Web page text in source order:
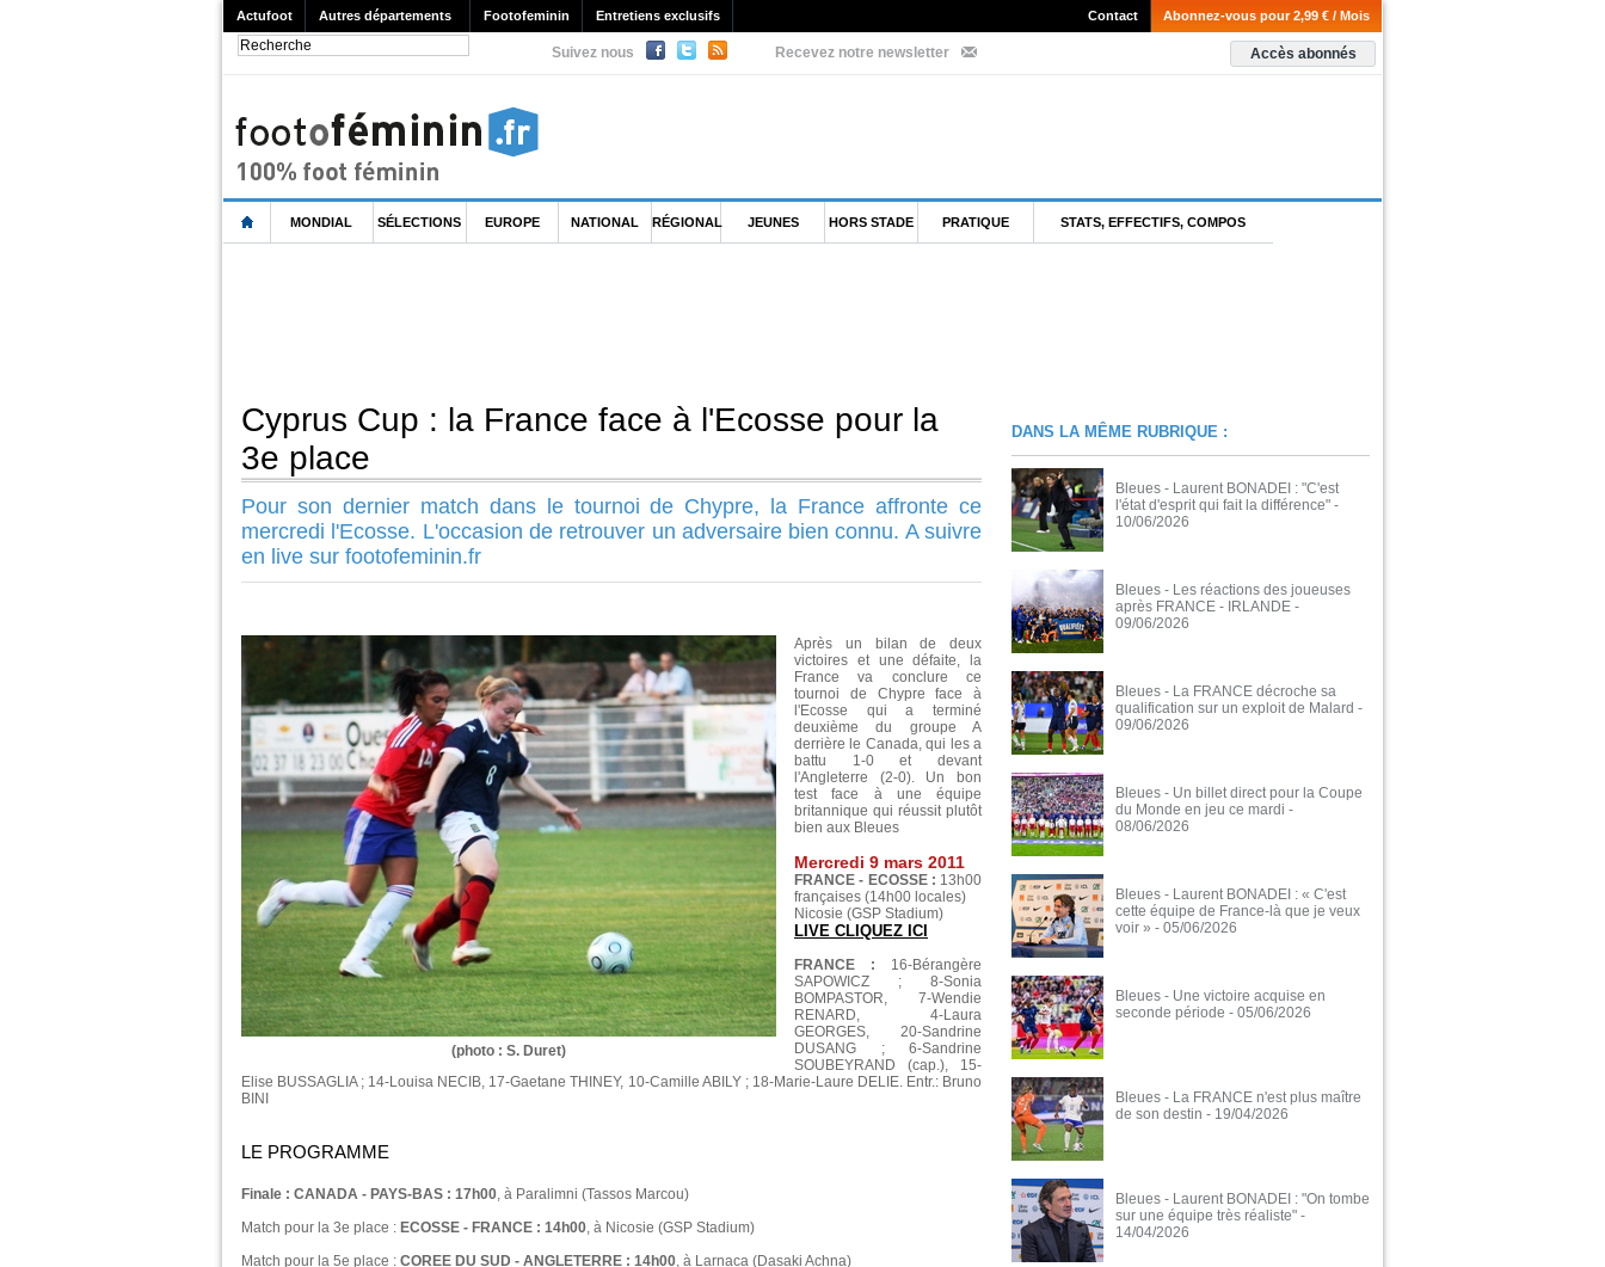
Actufoot Autres départements Footofeminin Entretiens exclusifs Abonnez-vous pour 2,99 € / Mois
Contact
Suivez nous Recevez notre newsletter Accès abonnés
MONDIAL SÉLECTIONS EUROPE NATIONAL RÉGIONAL JEUNES HORS STADE PRATIQUE STATS, EFFECTIFS, COMPOS
Cyprus Cup : la France face à l'Ecosse pour la
3e place
Pour son dernier match dans le tournoi de Chypre, la France affronte ce
mercredi l'Ecosse. L'occasion de retrouver un adversaire bien connu. A suivre
en live sur footofeminin.fr
(photo : S. Duret)
Après un bilan de deux
victoires et une défaite, la
France va conclure ce
tournoi de Chypre face à
l'Ecosse qui a terminé
deuxième du groupe A
derrière le Canada, qui les a
battu 1-0 et devant
l'Angleterre (2-0). Un bon
test face à une équipe
britannique qui réussit plutôt
bien aux Bleues
Mercredi 9 mars 2011
FRANCE - ECOSSE : 13h00
françaises (14h00 locales)
Nicosie (GSP Stadium)
LIVE CLIQUEZ ICI
FRANCE : 16-Bérangère
SAPOWICZ ; 8-Sonia
BOMPASTOR, 7-Wendie
RENARD, 4-Laura
GEORGES, 20-Sandrine
DUSANG ; 6-Sandrine
SOUBEYRAND (cap.), 15-
Elise BUSSAGLIA ; 14-Louisa NECIB, 17-Gaetane THINEY, 10-Camille ABILY ; 18-Marie-Laure DELIE. Entr.: Bruno
BINI
LE PROGRAMME
Finale : CANADA - PAYS-BAS : 17h00, à Paralimni (Tassos Marcou)
Match pour la 3e place : ECOSSE - FRANCE : 14h00, à Nicosie (GSP Stadium)
Match pour la 5e place : COREE DU SUD - ANGLETERRE : 14h00, à Larnaca (Dasaki Achna)
DANS LA MÊME RUBRIQUE :
Bleues - Laurent BONADEI : "C'est
l'état d'esprit qui fait la différence" -
10/06/2026
Bleues - Les réactions des joueuses
après FRANCE - IRLANDE -
09/06/2026
Bleues - La FRANCE décroche sa
qualification sur un exploit de Malard -
09/06/2026
Bleues - Un billet direct pour la Coupe
du Monde en jeu ce mardi -
08/06/2026
Bleues - Laurent BONADEI : « C'est
cette équipe de France-là que je veux
voir » - 05/06/2026
Bleues - Une victoire acquise en
seconde période - 05/06/2026
Bleues - La FRANCE n'est plus maître
de son destin - 19/04/2026
Bleues - Laurent BONADEI : "On tombe
sur une équipe très réaliste" -
14/04/2026